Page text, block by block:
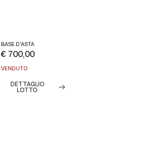
BASE D'ASTA
€ 700,00
VENDUTO
DETTAGLIO
LOTTO